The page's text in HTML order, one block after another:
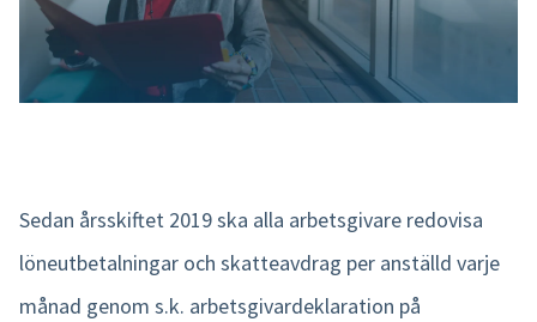
Sedan årsskiftet 2019 ska alla arbetsgivare redovisa
löneutbetalningar och skatteavdrag per anställd varje
månad genom s.k. arbetsgivardeklaration på